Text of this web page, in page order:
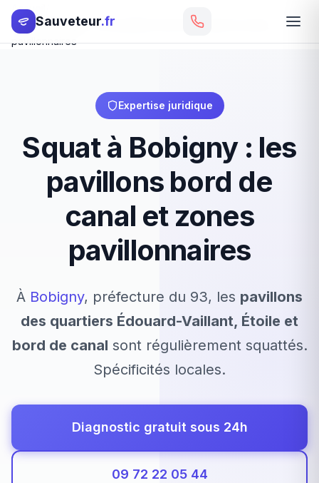
Sauveteur.fr
Accueil
Squat à Bobigny : les pavillons bord de canal et zones
pavillonnaires
Expertise juridique
Squat à Bobigny : les
pavillons bord de
canal et zones
pavillonnaires
À Bobigny, préfecture du 93, les pavillons
des quartiers Édouard-Vaillant, Étoile et
bord de canal sont régulièrement squattés.
Spécificités locales.
Diagnostic gratuit sous 24h
09 72 22 05 44